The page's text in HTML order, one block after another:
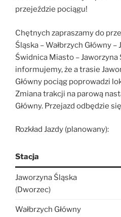
przejeździe pociągu!
Chętnych zapraszamy do
Śląska – Wałbrzych Główny –
Świdnica Miasto –
informujemy, że a trasie
Główny pociąg poprowadzi
Zmiana trakcji na parową
Główny. Przejazd odbędzie
Rozkład Jazdy (planowany):
Stacja
Jaworzyna Śląska
(Dworzec)
Wałbrzych Główny